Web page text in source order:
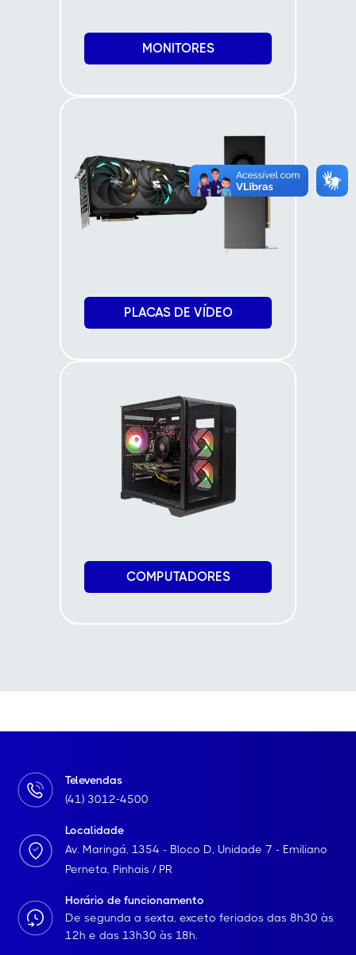
MONITORES
PLACAS DE VÍDEO
COMPUTADORES
Televendas
(41) 3012-4500
Localidade
Av. Maringá, 1354 - Bloco D, Unidade 7 - Emiliano
Perneta, Pinhais / PR
Horário de funcionamento
De segunda a sexta, exceto feriados das 8h30 às
12h e das 13h30 às 18h.